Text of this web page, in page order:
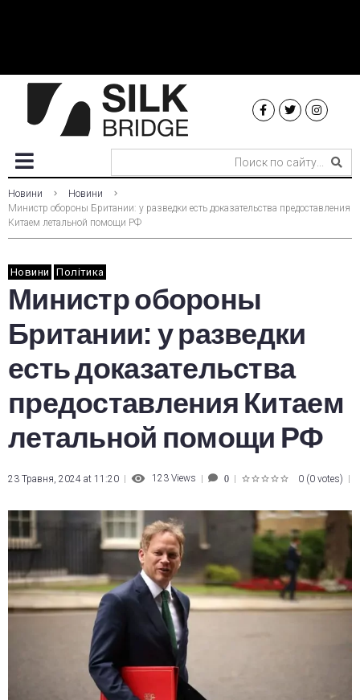
Новини
Новини
Министр обороны Британии: у разведки есть доказательства предоставления
Китаем летальной помощи РФ
Новини Політика
Министр обороны
Британии: у разведки
есть доказательства
предоставления Китаем
летальной помощи РФ
23 Травня, 2024 at 11:20 123 Views 0 0 (0 votes)